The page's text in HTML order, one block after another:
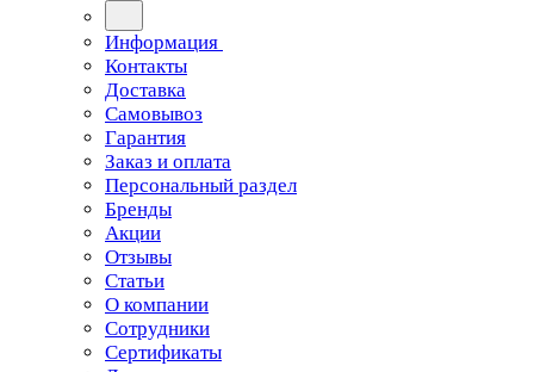
Информация
Контакты
Доставка
Самовывоз
Гарантия
Заказ и оплата
Персональный раздел
Бренды
Акции
Отзывы
Статьи
О компании
Сотрудники
Сертификаты